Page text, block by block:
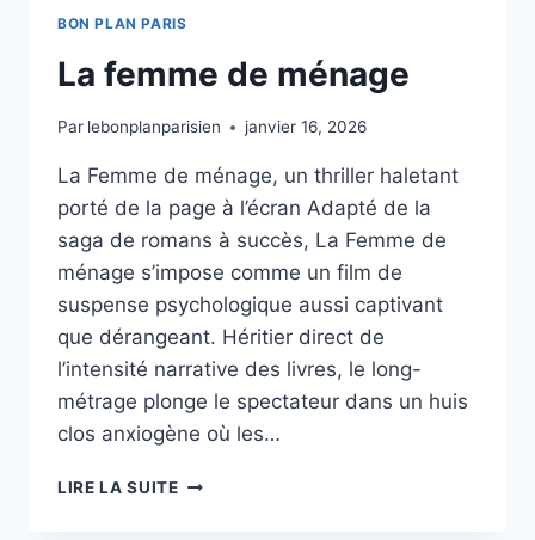
BON PLAN PARIS
La femme de ménage
Par lebonplanparisien janvier 16, 2026
La Femme de ménage, un thriller haletant
porté de la page à l’écran Adapté de la
saga de romans à succès, La Femme de
ménage s’impose comme un film de
suspense psychologique aussi captivant
que dérangeant. Héritier direct de
l’intensité narrative des livres, le long-
métrage plonge le spectateur dans un huis
clos anxiogène où les…
LIRE LA SUITELA